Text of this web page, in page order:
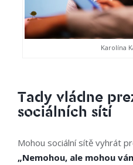
Karolína
Tady vládne
sociálních sítí
Mohou sociální sítě vyhrát
„Nemohou, ale mohou